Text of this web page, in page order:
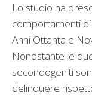
Lo studio ha
comportamenti
Anni Ottanta e
Nonostante le
secondogeniti
delinquere